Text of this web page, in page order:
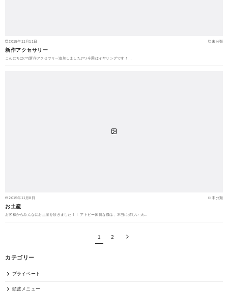
2015年11月11日 未分類
新作アクセサリー
こんにちは(^^)新作アクセサリー追加しました(^^) 今回はイヤリングです！…
2015年11月8日 未分類
お土産
お客様からみんなにお土産を頂きました！！ アトピー体質な僕は、本当に嬉しい 天…
1 2
カテゴリー
プライベート
頭皮メニュー